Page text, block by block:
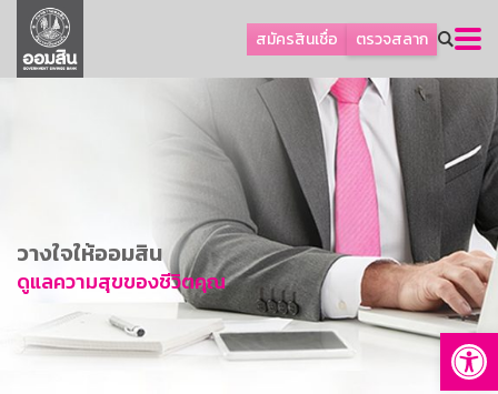
สมัครสินเชื่อ ตรวจสลาก
ลูกค้าธุรกิจ
ลูกค้าผู้ประกอบรายย่อย
การพัฒนาที่ยั่งยืน
ข่าวสาร
บริการทางการเงิน
อื่นๆ
วางใจให้ออมสิน
ดูแลความสุขของชีวิตคุณ